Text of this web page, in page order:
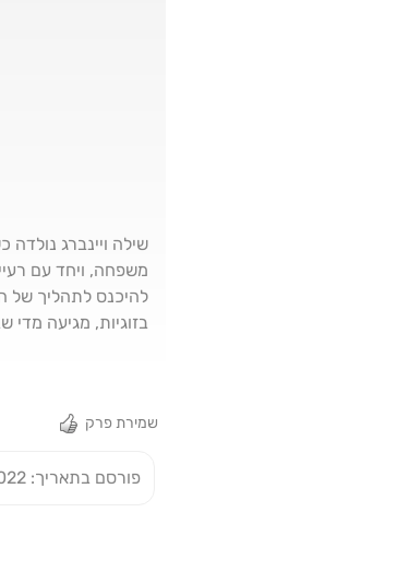
משפחה, ויחד עם
להיכנס לתהליך של
בזוגיות, מגיעה
שמירת פרק
פורסם בתאריך: 20/09/2022